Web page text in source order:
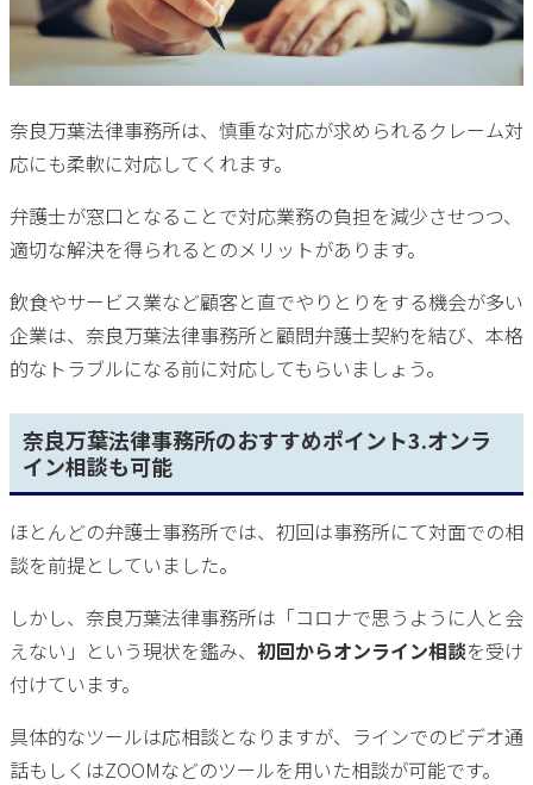
奈良万葉法律事務所は、慎重な対応が求められるクレーム対
応にも柔軟に対応してくれます。
弁護士が窓口となることで対応業務の負担を減少させつつ、
適切な解決を得られるとのメリットがあります。
飲食やサービス業など顧客と直でやりとりをする機会が多い
企業は、奈良万葉法律事務所と顧問弁護士契約を結び、本格
的なトラブルになる前に対応してもらいましょう。
奈良万葉法律事務所のおすすめポイント3.オンラ
イン相談も可能
ほとんどの弁護士事務所では、初回は事務所にて対面での相
談を前提としていました。
しかし、奈良万葉法律事務所は「コロナで思うように人と会
えない」という現状を鑑み、 初回からオンライン相談を受け
付けています。
具体的なツールは応相談となりますが、ラインでのビデオ通
話もしくはZOOMなどのツールを用いた相談が可能です。